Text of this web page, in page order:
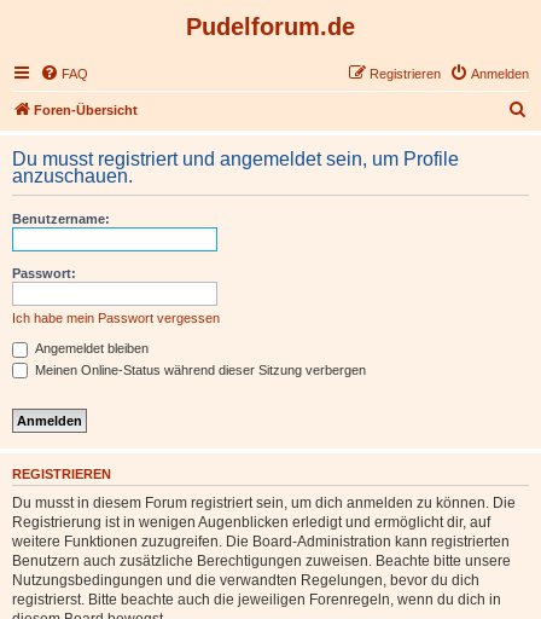
Pudelforum.de
FAQ Anmelden
Registrieren
Foren-Übersicht
u
h
Du musst registriert und angemeldet sein, um Profile
anzuschauen.
Benutzername:
Passwort:
Ich habe mein Passwort vergessen
Angemeldet bleiben
Meinen Online-Status während dieser Sitzung verbergen
REGISTRIEREN
Du musst in diesem Forum registriert sein, um dich anmelden zu können. Die
Registrierung ist in wenigen Augenblicken erledigt und ermöglicht dir, auf
weitere Funktionen zuzugreifen. Die Board-Administration kann registrierten
Benutzern auch zusätzliche Berechtigungen zuweisen. Beachte bitte unsere
Nutzungsbedingungen und die verwandten Regelungen, bevor du dich
registrierst. Bitte beachte auch die jeweiligen Forenregeln, wenn du dich in